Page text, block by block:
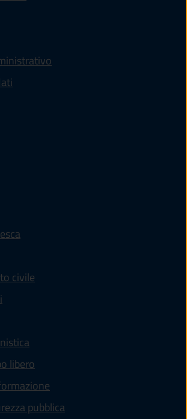
civile
libero
pubblica